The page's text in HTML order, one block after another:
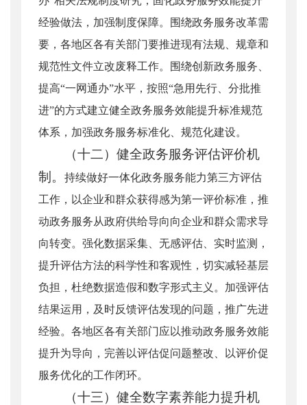
经验做法，加强制度保障。围绕政务服务改革需
要，各地区各有关部门要推进现有法规、规章和
规范性文件立改废释工作。围绕创新政务服务、
提高“一网通办”水平，按照“急用先行、分批推
进”的方式建立健全政务服务效能提升标准规范
体系，加强政务服务标准化、规范化建设。
（十二）健全政务服务评估评价机
制。
持续做好一体化政务服务能力第三方评估
工作，以企业和群众获得感为第一评价标准，推
动政务服务从政府供给导向向企业和群众需求导
向转变。强化数据采集、无感评估、实时监测，
提升评估方法的科学性和客观性，切实减轻基层
负担，杜绝数据造假和数字形式主义。加强评估
结果运用，及时反馈评估发现的问题，推广先进
经验。各地区各有关部门应以推动政务服务效能
提升为导向，完善以评估促问题整改、以评价促
服务优化的工作闭环。
（十三）健全数字素养能力提升机